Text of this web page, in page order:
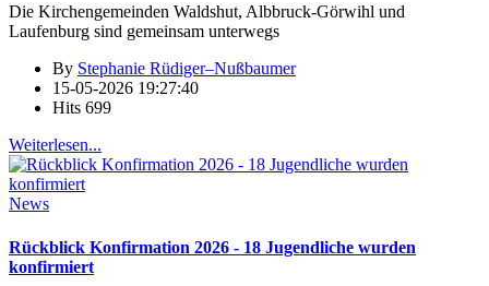
Die Kirchengemeinden Waldshut, Albbruck-Görwihl und
Laufenburg sind gemeinsam unterwegs
By Stephanie Rüdiger–Nußbaumer
15-05-2026 19:27:40
Hits 699
Weiterlesen...
News
Rückblick Konfirmation 2026 - 18 Jugendliche wurden
konfirmiert